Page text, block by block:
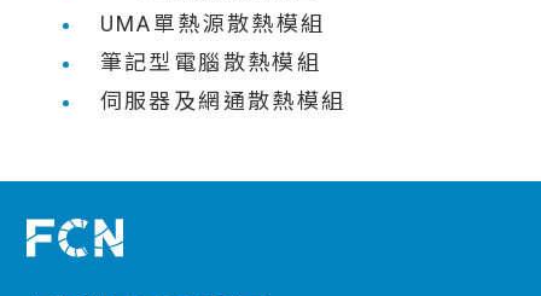
UMA單熱源散熱模組
筆記型電腦散熱模組
伺服器及網通散熱模組